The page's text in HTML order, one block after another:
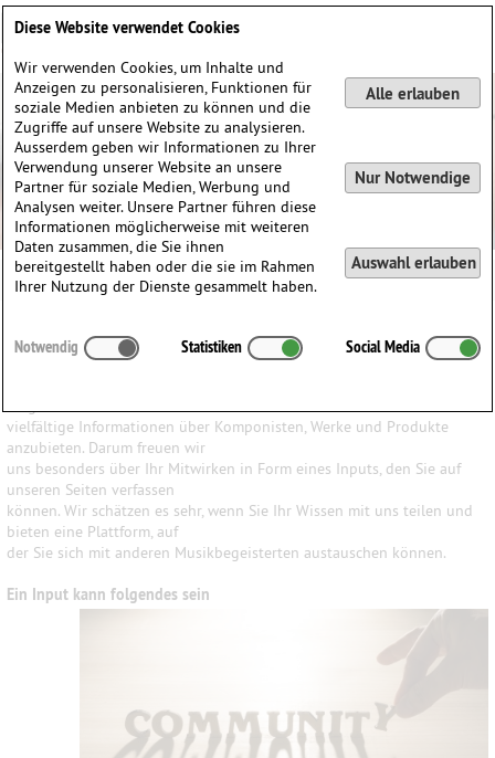
Ihr Input ist uns wichtig
vielfältige Informationen über Komponisten, Werke und Produkte
anzubieten. Darum freuen wir
uns besonders über Ihr Mitwirken in Form eines Inputs, den Sie auf
unseren Seiten verfassen
können. Wir schätzen es sehr, wenn Sie Ihr Wissen mit uns teilen und
bieten eine Plattform, auf
der Sie sich mit anderen Musikbegeisterten austauschen können.
Ein Input kann folgendes sein
Diese Website verwendet Cookies
Wir verwenden Cookies, um Inhalte und
Anzeigen zu personalisieren, Funktionen für
soziale Medien anbieten zu können und die
Zugriffe auf unsere Website zu analysieren.
Ausserdem geben wir Informationen zu Ihrer
Verwendung unserer Website an unsere
Partner für soziale Medien, Werbung und
Analysen weiter. Unsere Partner führen diese
Informationen möglicherweise mit weiteren
Daten zusammen, die Sie ihnen
bereitgestellt haben oder die sie im Rahmen
Ihrer Nutzung der Dienste gesammelt haben.
Alle erlauben
Nur Notwendige
Auswahl erlauben
Notwendig Statistiken Social Media